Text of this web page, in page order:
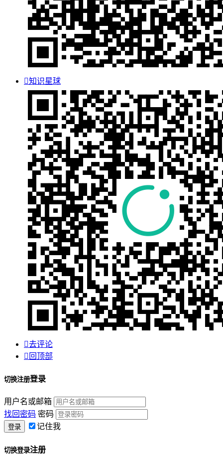
知识星球
去评论
 回顶部
切换注册登录
用户名或邮箱
找回密码 密码
记住我
切换登录注册